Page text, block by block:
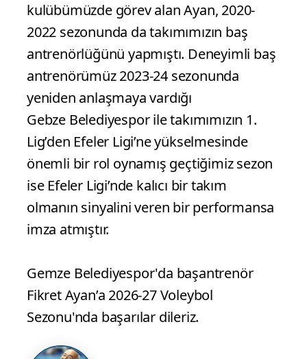
kulübümüzde görev alan Ayan, 2020-
2022 sezonunda da takımımızın baş
antrenörlüğünü yapmıştı. Deneyimli baş
antrenörümüz 2023-24 sezonunda
yeniden anlaşmaya vardığı
Gebze Belediyespor ile takımımızın 1.
Lig’den Efeler Ligi’ne yükselmesinde
önemli bir rol oynamış geçtiğimiz sezon
ise Efeler Ligi’nde kalıcı bir takım
olmanın sinyalini veren bir performansa
imza atmıştır.
Gemze Belediyespor'da başantrenör
Fikret Ayan’a 2026-27 Voleybol
Sezonu'nda başarılar dileriz.